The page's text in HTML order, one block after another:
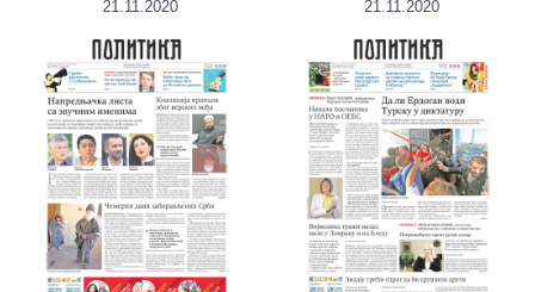
21.11.2020 21.11.2020